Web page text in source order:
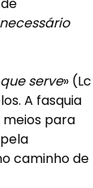
serve» (Lc
A fasquia
para
caminho de